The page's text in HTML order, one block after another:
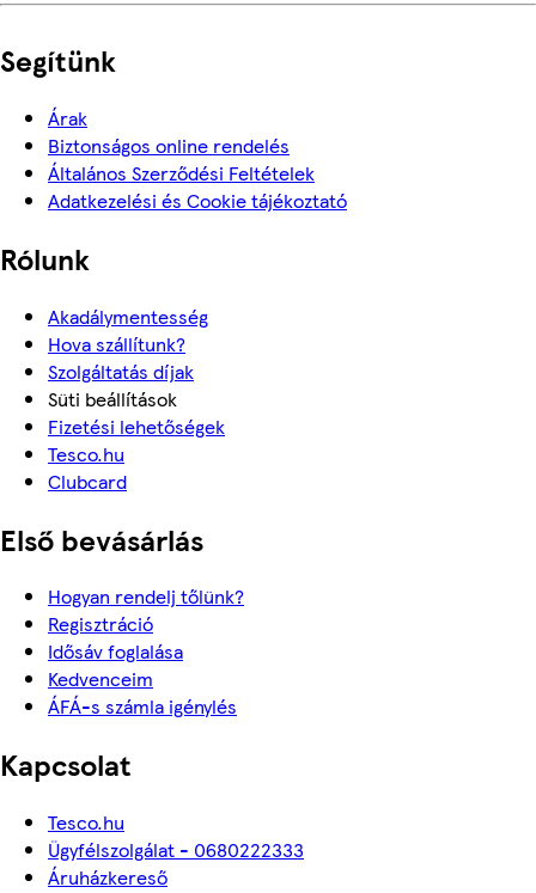
Segítünk
Árak
Biztonságos online rendelés
Általános Szerződési Feltételek
Adatkezelési és Cookie tájékoztató
Rólunk
Akadálymentesség
Hova szállítunk?
Szolgáltatás díjak
Süti beállítások
Fizetési lehetőségek
Tesco.hu
Clubcard
Első bevásárlás
Hogyan rendelj tőlünk?
Regisztráció
Idősáv foglalása
Kedvenceim
ÁFÁ-s számla igénylés
Kapcsolat
Tesco.hu
Ügyfélszolgálat - 0680222333
Áruházkereső